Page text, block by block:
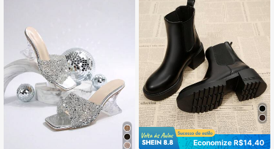
Economize R$14,40